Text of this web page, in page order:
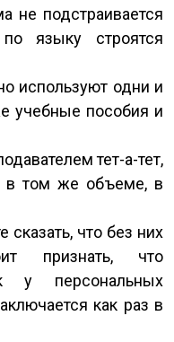
не подстраивается
языку строятся
используют одни и
учебные пособия и
тет-а-тет,
в том же объеме, в
что без них
признать, что
у персональных
как раз в